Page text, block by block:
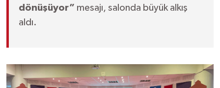
dönüşüyor” mesajı, salonda büyük alkış
aldı.